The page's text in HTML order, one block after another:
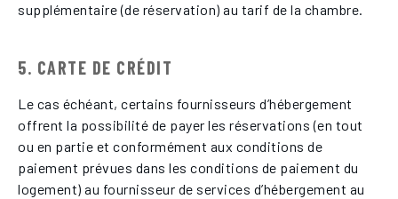
supplémentaire (de réservation) au tarif de la chambre.
5. CARTE DE CRÉDIT
Le cas échéant, certains fournisseurs d’hébergement
offrent la possibilité de payer les réservations (en tout
ou en partie et conformément aux conditions de
paiement prévues dans les conditions de paiement du
logement) au fournisseur de services d’hébergement au